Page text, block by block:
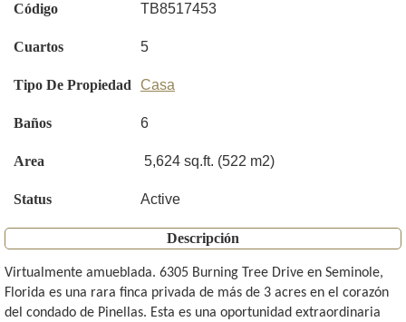
Código TB8517453
Cuartos 5
Tipo De Propiedad Casa
Baños 6
Area 5,624 sq.ft. (522 m2)
Status Active
Descripción
Virtualmente amueblada. 6305 Burning Tree Drive en Seminole,
Florida es una rara finca privada de más de 3 acres en el corazón
del condado de Pinellas. Esta es una oportunidad extraordinaria